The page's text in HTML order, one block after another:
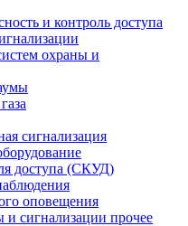
и контроль доступа
охраны и
сигнализация
доступа (СКУД)
оповещения
сигнализации прочее